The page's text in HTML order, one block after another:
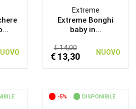
Extreme
Extreme Bonghi
baby in...
€ 14,00
€ 13,30 NUOVO
-5% DISPONIBILE